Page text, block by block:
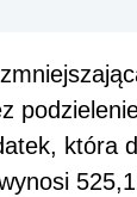
która